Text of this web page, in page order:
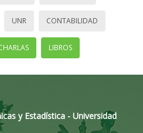
UNR CONTABILIDAD
LIBROS
y Estadística - Universidad